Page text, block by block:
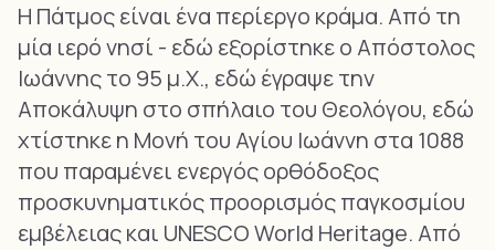
Η Πάτμος είναι ένα περίεργο κράμα. Από τη
μία ιερό νησί - εδώ εξορίστηκε ο Απόστολος
Ιωάννης το 95 μ.Χ., εδώ έγραψε την
Αποκάλυψη στο σπήλαιο του Θεολόγου, εδώ
χτίστηκε η Μονή του Αγίου Ιωάννη στα 1088
που παραμένει ενεργός ορθόδοξος
προσκυνηματικός προορισμός παγκοσμίου
εμβέλειας και UNESCO World Heritage. Από